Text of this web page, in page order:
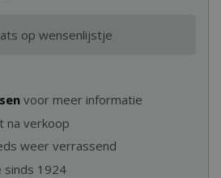
voor meer informatie
na verkoop
weer verrassend
sinds 1924